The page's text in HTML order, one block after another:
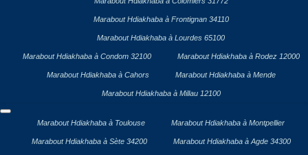
Marabout Hdiakhaba à Frontignan 34110
Marabout Hdiakhaba à Lourdes 65100
Marabout Hdiakhaba à Condom 32100 Marabout Hdiakhaba à Rodez 12000
Marabout Hdiakhaba à Cahors Marabout Hdiakhaba à Mende
Marabout Hdiakhaba à Millau 12100
Marabout Hdiakhaba à Toulouse Marabout Hdiakhaba à Montpellier
Marabout Hdiakhaba à Sète 34200 Marabout Hdiakhaba à Agde 34300